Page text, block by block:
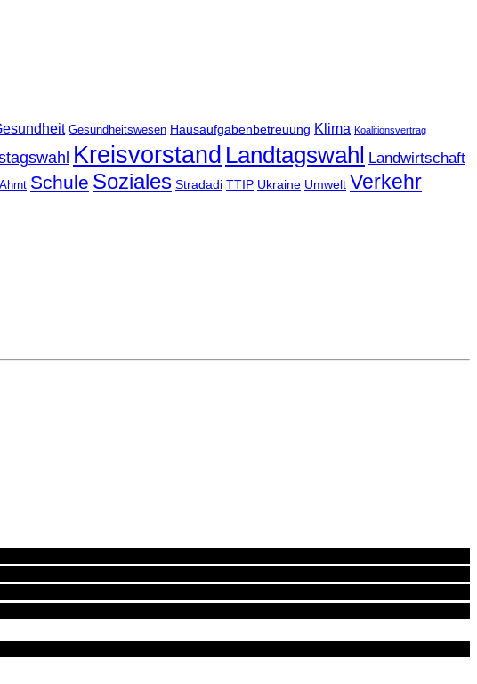
Gesundheitswesen Hausaufgabenbetreuung Klima Koalitionsvertrag
Kreisvorstand Landtagswahl Landwirtschaft
Schule Soziales Stradadi TTIP Ukraine Umwelt Verkehr